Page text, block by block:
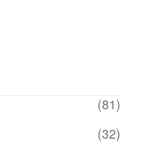
(81)
(32)